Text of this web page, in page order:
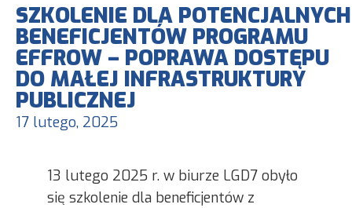
SZKOLENIE DLA POTENCJALNYCH
BENEFICJENTÓW PROGRAMU
EFFROW – POPRAWA DOSTĘPU
DO MAŁEJ INFRASTRUKTURY
PUBLICZNEJ
17 lutego, 2025
13 lutego 2025 r. w biurze LGD7 obyło
się szkolenie dla beneficjentów z